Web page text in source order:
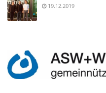
19.12.2019